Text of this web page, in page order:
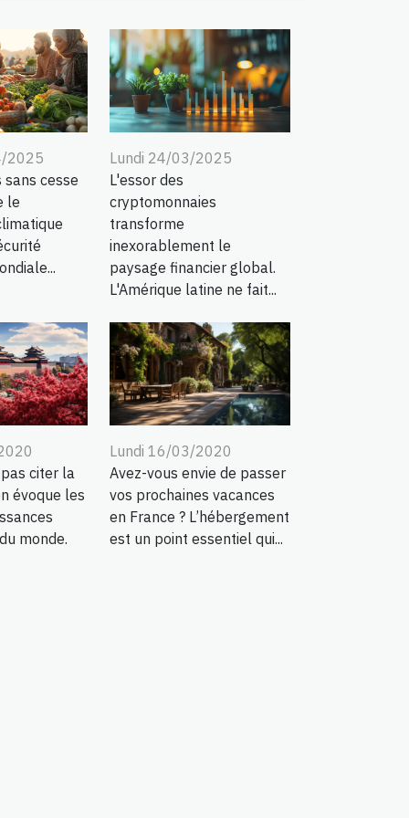
2025
sans cesse
le
Lundi 24/03/2025
L'essor des
cryptomonnaies
transforme
inexorablement le
paysage financier global.
L'Amérique latine ne fait...
citer la
évoque les
monde.
Lundi 16/03/2020
Avez-vous envie de passer
vos prochaines vacances
en France ? L’hébergement
est un point essentiel qui...